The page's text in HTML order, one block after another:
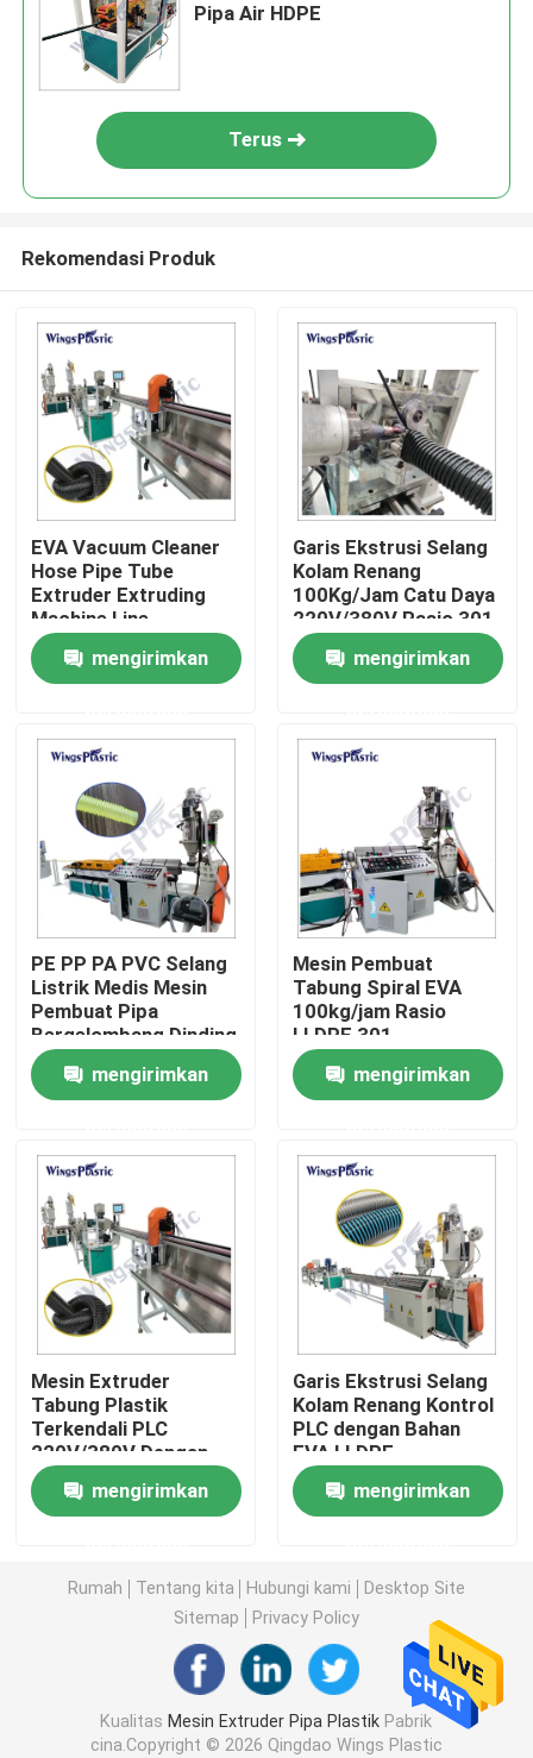
Rumah
Produk
Tentang kami
Tur Pabrik
Kontrol kualitas
Hubungi kami
Mesin Extruder Pipa Plastik
Jalur Ekstrusi Pipa Plastik
Mesin Extruder Pipa HDPE
Mesin Extruder Pipa PVC
Jalur Produksi Pipa PPR
Mesin Extruder Pipa PE
Mesin Extruder Pipa Bergelombang
Mesin Ekstrusi Pita PET
Jalur Produksi Tali PP
Mesin Extruder Lembaran Plastik
Pipa Air HDPE
Terus
Rekomendasi Produk
EVA Vacuum Cleaner
Hose Pipe Tube
Extruder Extruding
Machine Line
mengirimkan
Garis Ekstrusi Selang
Kolam Renang
100Kg/Jam Catu Daya
220V/380V Rasio 301
Sekrup L/D
mengirimkan
PE PP PA PVC Selang
Listrik Medis Mesin
Pembuat Pipa
Bergelombang Dinding
Tunggal
mengirimkan
Mesin Pembuat
Tabung Spiral EVA
100kg/jam Rasio
LLDPE 301
mengirimkan
Mesin Extruder
Tabung Plastik
Terkendali PLC
220V/380V Dengan
Pendingin Udara/Air
mengirimkan
Garis Ekstrusi Selang
Kolam Renang Kontrol
PLC dengan Bahan
EVA LLDPE
mengirimkan
Rumah Tentang kita Hubungi kami
Desktop Site
Sitemap
Privacy Policy
Kualitas Mesin Extruder Pipa Plastik Pabrik
cina.Copyright © 2026 Qingdao Wings Plastic